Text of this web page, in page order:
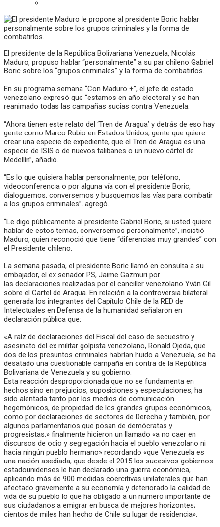
El presidente de la República Bolivariana Venezuela, Nicolás
Maduro, propuso hablar “personalmente” a su par chileno Gabriel
Boric sobre los “grupos criminales” y la forma de combatirlos.
En su programa semana “Con Maduro +”, el jefe de estado
venezolano expresó que “estamos en año electoral y se han
reanimado todas las campañas sucias contra Venezuela.
“Ahora tienen este relato del ‘Tren de Aragua’ y detrás de eso hay
gente como Marco Rubio en Estados Unidos, gente que quiere
crear una especie de expediente, que el Tren de Aragua es una
especie de ISIS o de nuevos talibanes o un nuevo cártel de
Medellín”, añadió.
“Es lo que quisiera hablar personalmente, por teléfono,
videoconferencia o por alguna vía con el presidente Boric,
dialoguemos, conversemos y busquemos las vías para combatir
a los grupos criminales”, agregó.
“Le digo públicamente al presidente Gabriel Boric, si usted quiere
hablar de estos temas, conversemos personalmente”, insistió
Maduro, quien reconoció que tiene “diferencias muy grandes” con
el Presidente chileno.
La semana pasada, el presidente Boric llamó en consulta a su
embajador, el ex senador PS, Jaime Gazmuri por
las declaraciones realizadas por el canciller venezolano Yván Gil
sobre el Cartel de Aragua. En relación a la controversia bilateral
generada los integrantes del Capítulo Chile de la RED de
Intelectuales en Defensa de la humanidad señalaron en
declaración pública que:
«A raíz de declaraciones del Fiscal del caso de secuestro y
asesinato del ex militar golpista venezolano, Ronald Ojeda, que
dos de los presuntos criminales habrían huido a Venezuela, se ha
desatado una cuestionable campaña en contra de la República
Bolivariana de Venezuela y su gobierno.
Esta reacción desproporcionada que no se fundamenta en
hechos sino en prejuicios, suposiciones y especulaciones, ha
sido alentada tanto por los medios de comunicación
hegemónicos, de propiedad de los grandes grupos económicos,
como por declaraciones de sectores de Derecha y también, por
algunos parlamentarios que posan de demócratas y
progresistas.» finalmente hicieron un llamado «a no caer en
discursos de odio y segregación hacia el pueblo venezolano ni
hacia ningún pueblo hermano» recordando «que Venezuela es
una nación asediada, que desde el 2015 los sucesivos gobiernos
estadounidenses le han declarado una guerra económica,
aplicando más de 900 medidas coercitivas unilaterales que han
afectado gravemente a su economía y deteriorado la calidad de
vida de su pueblo lo que ha obligado a un número importante de
sus ciudadanos a emigrar en busca de mejores horizontes;
cientos de miles han hecho de Chile su lugar de residencia».